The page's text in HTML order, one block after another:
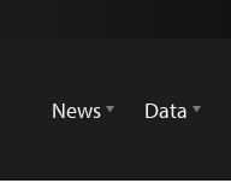
News
Data